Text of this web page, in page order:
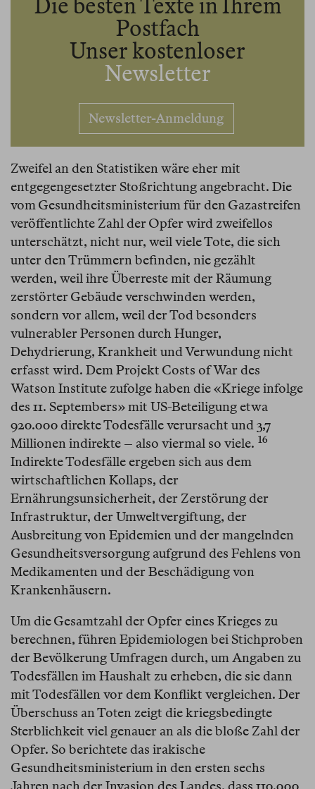
Die besten Texte in Ihrem
Postfach
Unser kostenloser
Newsletter
Newsletter-Anmeldung
Zweifel an den Statistiken wäre eher mit
entgegengesetzter Stoßrichtung angebracht. Die
vom Gesundheitsministerium für den Gazastreifen
veröffentlichte Zahl der Opfer wird zweifellos
unterschätzt, nicht nur, weil viele Tote, die sich
unter den Trümmern befinden, nie gezählt
werden, weil ihre Überreste mit der Räumung
zerstörter Gebäude verschwinden werden,
sondern vor allem, weil der Tod besonders
vulnerabler Personen durch Hunger,
Dehydrierung, Krankheit und Verwundung nicht
erfasst wird. Dem Projekt Costs of War des
Watson Institute zufolge haben die «Kriege infolge
des 11. Septembers» mit US-Beteiligung etwa
920.000 direkte Todesfälle verursacht und 3,7
Millionen indirekte – also viermal so viele.⁠ 16
Indirekte Todesfälle ergeben sich aus dem
wirtschaftlichen Kollaps, der
Ernährungsunsicherheit, der Zerstörung der
Infrastruktur, der Umweltvergiftung, der
Ausbreitung von Epidemien und der mangelnden
Gesundheitsversorgung aufgrund des Fehlens von
Medikamenten und der Beschädigung von
Krankenhäusern.
Um die Gesamtzahl der Opfer eines Krieges zu
berechnen, führen Epidemiologen bei Stichproben
der Bevölkerung Umfragen durch, um Angaben zu
Todesfällen im Haushalt zu erheben, die sie dann
mit Todesfällen vor dem Konflikt vergleichen. Der
Überschuss an Toten zeigt die kriegsbedingte
Sterblichkeit viel genauer an als die bloße Zahl der
Opfer. So berichtete das irakische
Gesundheitsministerium in den ersten sechs